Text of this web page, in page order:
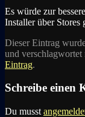
Es würde zur
Installer über Stores
Dieser Eintrag
und verschlagwortet
Eintrag.
Schreibe einen
Du musst